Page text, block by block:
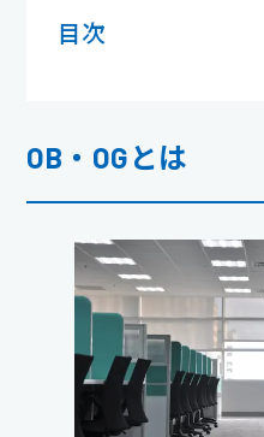
目次
OB・OGとは